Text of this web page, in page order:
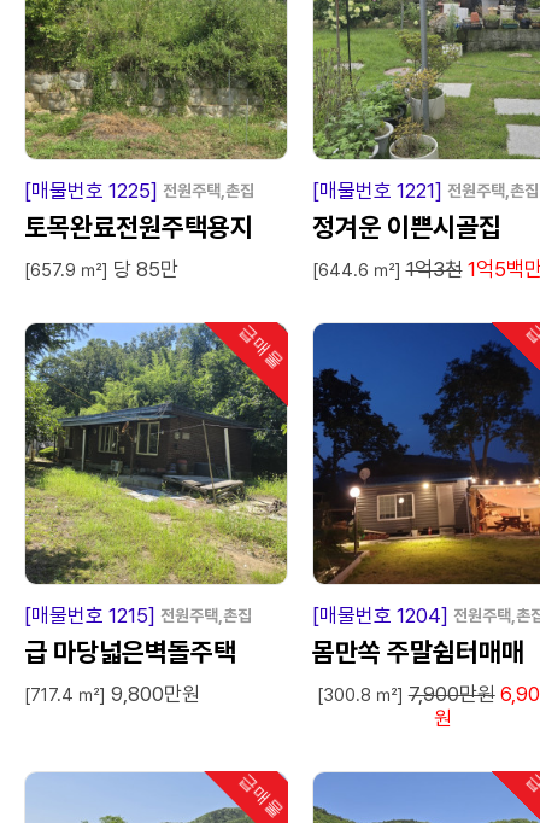
급 매 물
[매물번호 1225] 전원주택,촌집
토목완료전원주택용지
[657.9 ㎡] 당 85만
급 매
[매물번호 1221] 전원주택,촌집
정겨운 이쁜시골집
[644.6 ㎡] 1억3천 1억5백
급매물
인기
급 매 물
[매물번호 1215] 전원주택,촌집
급 마당넓은벽돌주택
[717.4 ㎡] 9,800만원
급 매
[매물번호 1204] 전원주택,촌
몸만쏙 주말쉼터매매
[300.8 ㎡] 7,900만원
원
급매물
인기